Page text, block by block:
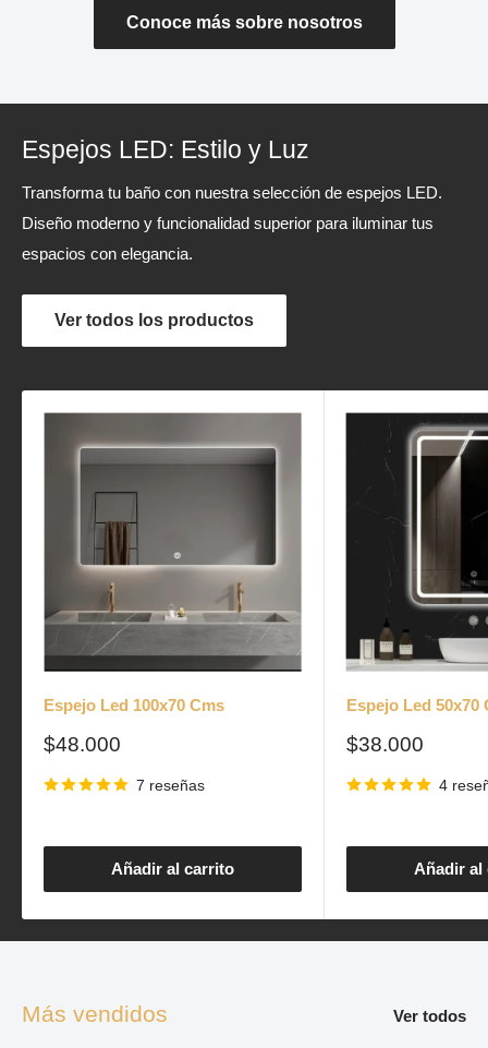
Conoce más sobre nosotros
Espejos LED: Estilo y Luz
Transforma tu baño con nuestra selección de espejos LED.
Diseño moderno y funcionalidad superior para iluminar tus
espacios con elegancia.
Ver todos los productos
Espejo Led 100x70 Cms
Precio
venta
$48.000
7 reseñas
Añadir al carrito
Espejo Led 50x70
Precio
venta
$38.000
4
Añadir al
Más vendidos Ver todos